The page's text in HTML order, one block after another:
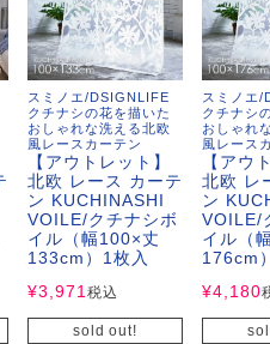
カーテン）
スカーテン)
カーテン)
選ぶ
テン
トで選ぶ
ーテン)
テン)
カーテン)
カーテン)
スカーテン)
サンプル
一覧
ズの選び方
）
）
）
法
間4.5畳）
間6畳）
間8畳）
2畳）
3畳）
4.5畳）
ズの選び方
方講座
入れ方法
ン一覧
ぶ
方法
ぶ
ック
スミノエ/DSIGNLIFE
クチナシの花を描いた
おしゃれな洗える北欧
風レースカーテン
【アウトレット】
北欧 レース カーテ
ン KUCHINASHI
VOILE/クチナシボ
イル（幅100×丈
133cm）1枚入
¥3,971 税込
sold out!
スミノエ/
クチナシ
おしゃれ
風レース
【アウ
北欧 レ
ン
VOILE/
イル（
176cm
¥4,180